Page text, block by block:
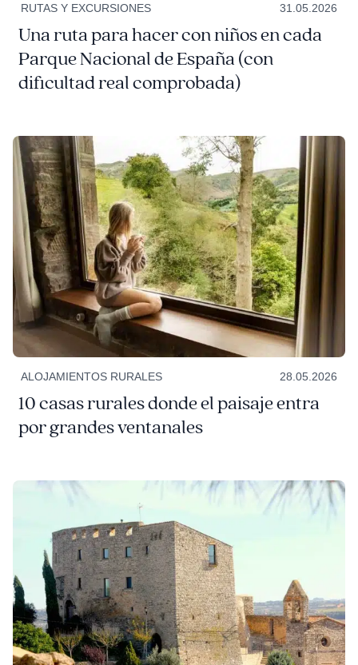
RUTAS Y EXCURSIONES 31.05.2026
Una ruta para hacer con niños en cada
Parque Nacional de España (con
dificultad real comprobada)
ALOJAMIENTOS RURALES 28.05.2026
10 casas rurales donde el paisaje entra
por grandes ventanales